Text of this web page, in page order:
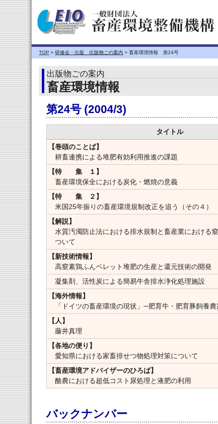
TOP > 研修会・出版 出版物ごの案内 > 畜産環境情報 第24号
出版物ごの案内
畜産環境情報
第24号 (2004/3)
タイトル
【巻頭のことば】
耕畜連携による堆肥有効利用推進の課題
【特 集 １】
畜産環境保全における炭化・燃焼の意義
【特 集 ２】
米国25年振りの畜産環境規制改正を追う（その４）
【解説】
水質汚濁防止法における排水規制と畜産業における
ついて
【新技術情報】
高窒素鶏ふんペレット堆肥の生産と還元技術の開発
凝集剤、活性炭による簡易牛舎排水浄化処理施設
【海外情報】
「ドイツの畜産環境の現状」─肥育牛・肥育豚飼養
【人】
藤井真理
【各地の便り】
愛知県における家畜排せつ物処理対策について
【畜産環境アドバイザーのひろば】
酪農における超低コスト尿処理と液肥の利用
バックナンバー